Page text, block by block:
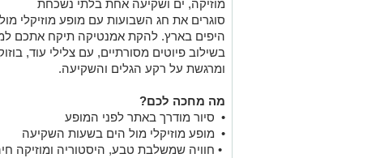
מוזיקה, ים ושקיעה אחת בלתי נשכחת
סוגרים את חג השבועות עם מופע מוזיקלי
היפים בארץ. להקת אמנטיקה תיקח אתכם למסע
בשילוב פיוטים מסורתיים, עם צלילי עוד,
ומרגשת על רקע הגלים והשקיעה.
מה מחכה לכם?
• סיור מודרך באתר לפני המופע
• מופע מוזיקלי מול הים בשעות השקיעה
• חוויה שמשלבת טבע, היסטוריה ומוזיקה